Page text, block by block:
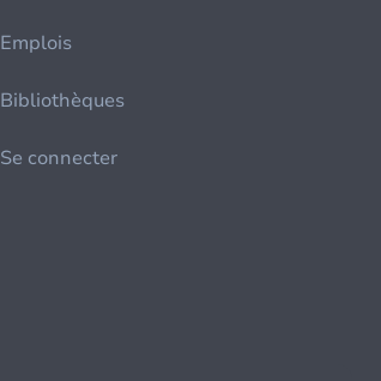
Emplois
Bibliothèques
Se connecter